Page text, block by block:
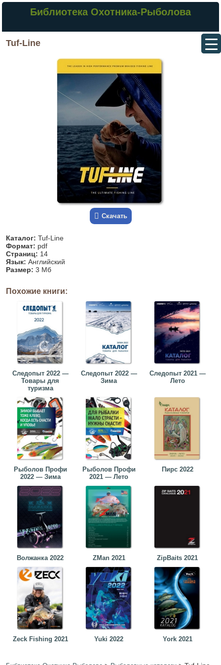
Библиотека Охотника-Рыболова
Tuf-Line
Скачать
Каталог: Tuf-Line
Формат: pdf
Страниц: 14
Язык: Английский
Размер: 3 Мб
Похожие книги:
Следопыт 2022 —
Товары для
туризма
Следопыт 2022 —
Зима
Следопыт 2021 —
Лето
Рыболов Профи
2022 — Зима
Рыболов Профи
2021 — Лето
Пирс 2022
Волжанка 2022 ZMan 2021 ZipBaits 2021
Zeck Fishing 2021 Yuki 2022 York 2021